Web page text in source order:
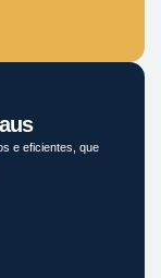
e eficientes, que